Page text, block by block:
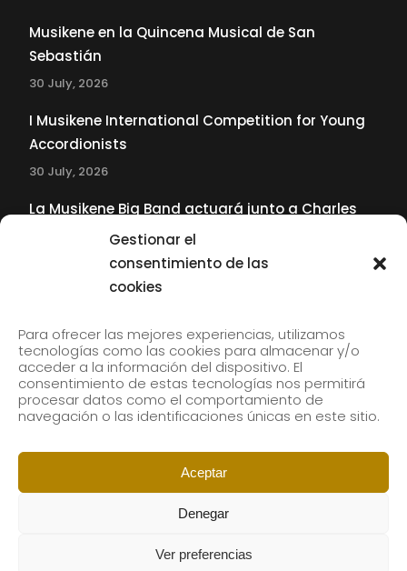
Gestionar el
consentimiento de las
cookies
Para ofrecer las mejores experiencias, utilizamos
tecnologías como las cookies para almacenar y/o
acceder a la información del dispositivo. El
consentimiento de estas tecnologías nos permitirá
procesar datos como el comportamiento de
navegación o las identificaciones únicas en este sitio.
Aceptar
Denegar
Ver preferencias
Musikene en la Quincena Musical de San
Sebastián
30 July, 2026
I Musikene International Competition for Young
Accordionists
30 July, 2026
La Musikene Big Band actuará junto a Charles
Tolliver en el 61 Jazzaldia
Subscribe to our newsletter to receive our news by
email.